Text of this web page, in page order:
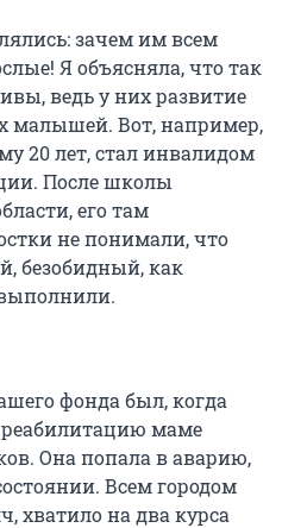
зачем им всем
Я объясняла, что так
ведь у них развитие
малышей. Вот, например,
20 лет, стал инвалидом
После школы
его там
не понимали, что
безобидный, как
фонда был, когда
маме
Она попала в аварию,
Всем городом
хватило на два курса